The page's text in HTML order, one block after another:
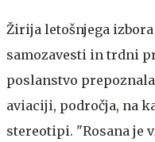
Žirija letošnjega
samozavesti in trdni
poslanstvo
aviaciji, področja, na
stereotipi. "Rosana je